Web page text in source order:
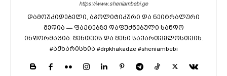
https://www.sheniambebi.ge
დამოუკიდებელი, აპოლიტიკური და ნეიტრალური
მედია — ფაქტებზე დაფუძნებული სანდო
ინფორმაცია. შენთვის და შენი საქართველოსთვის.
#აქხარისხია #drpkhakadze #sheniambebi